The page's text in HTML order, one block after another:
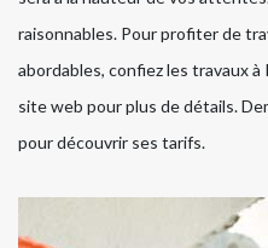
raisonnables. Pour profiter de
abordables, confiez les travaux
site web pour plus de détails.
pour découvrir ses tarifs.